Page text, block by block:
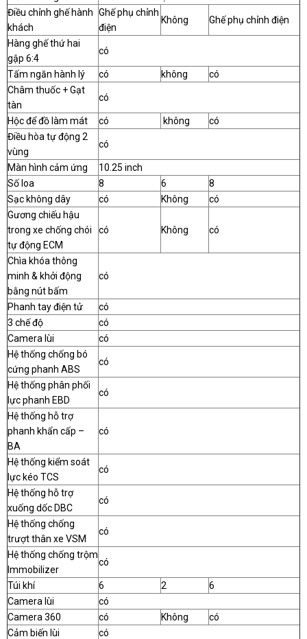
Điều chỉnh ghế hành
khách
Ghế phụ chỉnh
điện
Không Ghế phụ chỉnh điện
Hàng ghế thứ hai
gập 6:4
có
Tấm ngăn hành lý có không
có
Châm thuốc + Gạt
tàn
có
Hộc để đồ làm mát có không
có
Điều hòa tự động 2
vùng
có
Màn hình cảm ứng
10.25 inch
Số loa
8 6
8
Sạc không dây
có Không
có
Gương chiếu hậu
trong xe chống chói
tự động ECM
có Không có
Chìa khóa thông
minh & khởi động
bằng nút bấm
có
Phanh tay điện tử
có
3 chế độ
có
Camera lùi
có
Hệ thống chống bó
cứng phanh ABS
có
Hệ thống phân phối
lực phanh EBD
có
Hệ thống hỗ trợ
phanh khẩn cấp –
BA
có
Hệ thống kiểm soát
lực kéo TCS
có
Hệ thống hỗ trợ
xuống dốc DBC
có
Hệ thống chống
trượt thân xe VSM
có
Hệ thống chống trộm
Immobilizer
có
Túi khí 6 2
6
Camera lùi
có
Camera 360
có Không
có
Cảm biến lùi
có